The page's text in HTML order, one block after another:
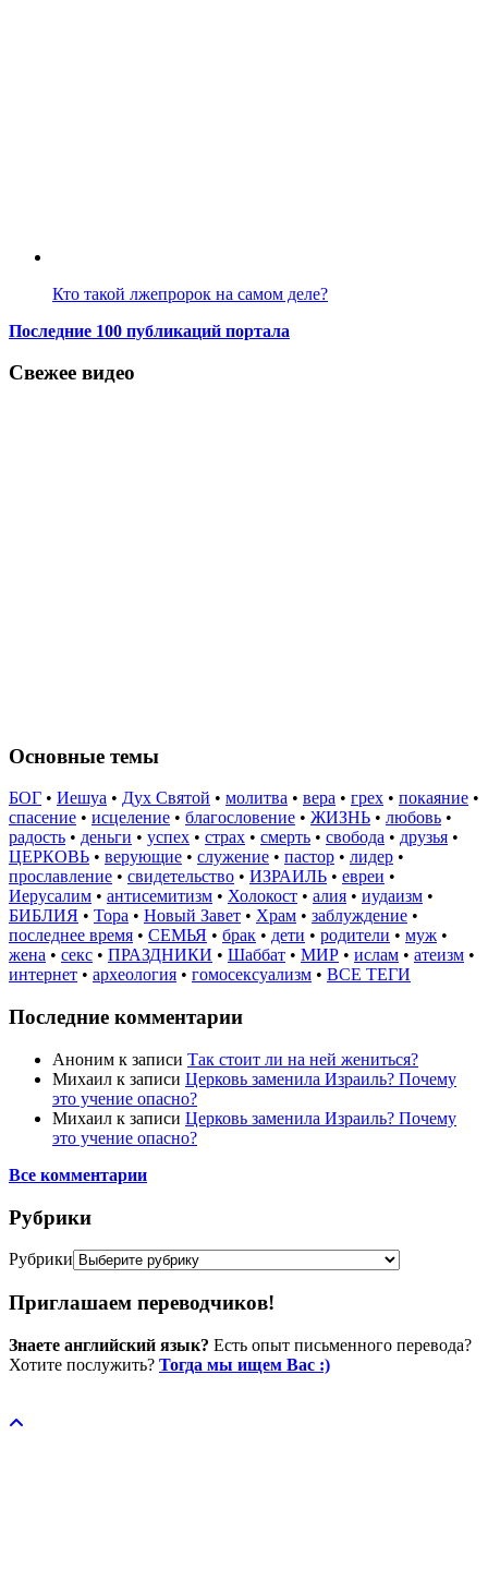
Кто такой лжепророк на самом деле?
Последние 100 публикаций портала
Свежее видео
Основные темы
БОГ • Иешуа • Дух Святой • молитва • вера • грех • покаяние •
спасение • исцеление • благословение • ЖИЗНЬ • любовь •
радость • деньги • успех • страх • смерть • свобода • друзья •
ЦЕРКОВЬ • верующие • служение • пастор • лидер •
прославление • свидетельство • ИЗРАИЛЬ • евреи •
Иерусалим • антисемитизм • Холокост • алия • иудаизм •
БИБЛИЯ • Тора • Новый Завет • Храм • заблуждение •
последнее время • СЕМЬЯ • брак • дети • родители • муж •
жена • секс • ПРАЗДНИКИ • Шаббат • МИР • ислам • атеизм •
интернет • археология • гомосексуализм • ВСЕ ТЕГИ
Последние комментарии
Аноним к записи Так стоит ли на ней жениться?
Михаил к записи Церковь заменила Израиль? Почему
это учение опасно?
Михаил к записи Церковь заменила Израиль? Почему
это учение опасно?
Все комментарии
Рубрики
Рубрики
Приглашаем переводчиков!
Знаете английский язык? Есть опыт письменного перевода?
Хотите послужить? Тогда мы ищем Вас :)